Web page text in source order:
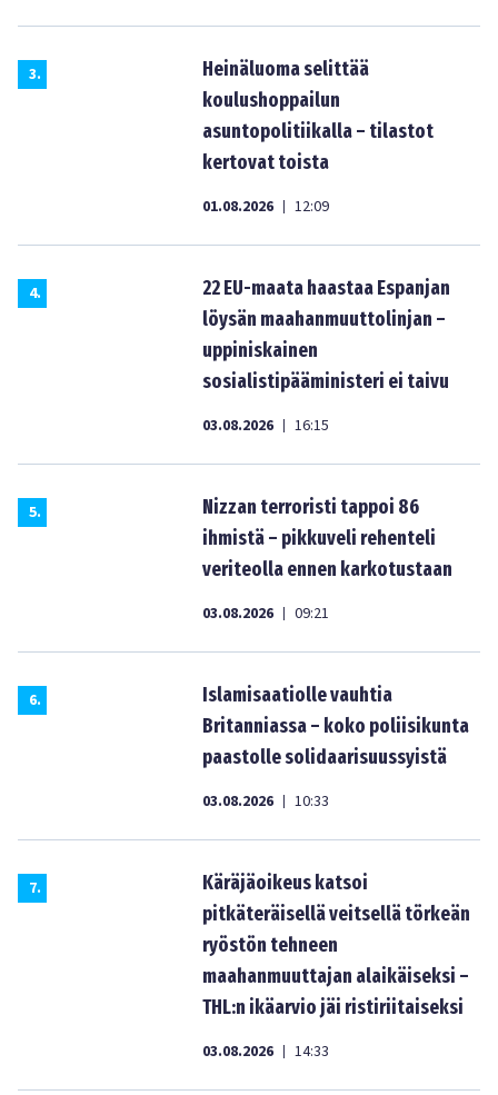
3.
Heinäluoma selittää
koulushoppailun
asuntopolitiikalla – tilastot
kertovat toista
01.08.2026 | 12:09
4.
22 EU-maata haastaa Espanjan
löysän maahanmuuttolinjan –
uppiniskainen
sosialistipääministeri ei taivu
03.08.2026 | 16:15
5.
Nizzan terroristi tappoi 86
ihmistä – pikkuveli rehenteli
veriteolla ennen karkotustaan
03.08.2026 | 09:21
6.
Islamisaatiolle vauhtia
Britanniassa – koko poliisikunta
paastolle solidaarisuussyistä
03.08.2026 | 10:33
7.
Käräjäoikeus katsoi
pitkäteräisellä veitsellä törkeän
ryöstön tehneen
maahanmuuttajan alaikäiseksi –
THL:n ikäarvio jäi ristiriitaiseksi
03.08.2026 | 14:33